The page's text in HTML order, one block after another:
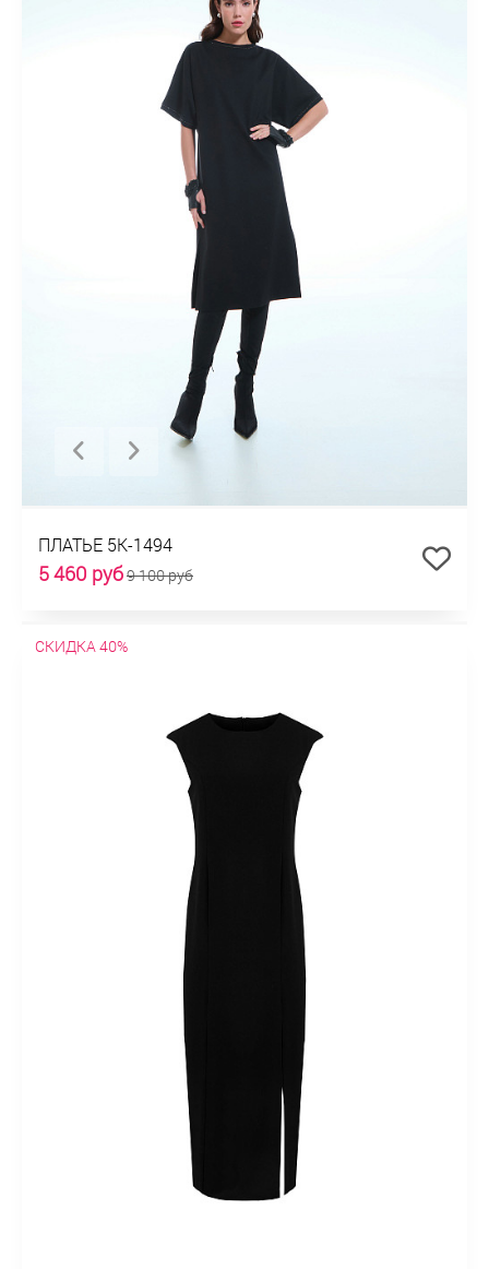
ПЛАТЬЕ 5К-1494
5 460 руб9 100 руб
СКИДКА 40%